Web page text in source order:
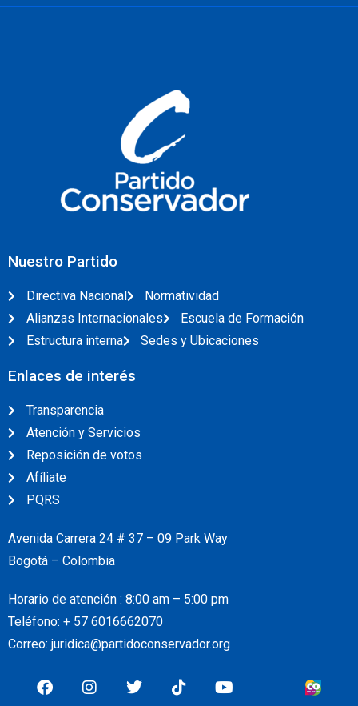
Nuestro Partido
Directiva Nacional
Normatividad
Alianzas Internacionales
Escuela de Formación
Estructura interna
Sedes y Ubicaciones
Enlaces de interés
Transparencia
Atención y Servicios
Reposición de votos
Afíliate
PQRS
Avenida Carrera 24 # 37 – 09 Park Way
Bogotá – Colombia
Horario de atención : 8:00 am – 5:00 pm
Teléfono: + 57 6016662070
Correo: juridica@partidoconservador.org